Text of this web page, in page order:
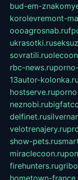
bud-em-
korolevremont-
oooagrosnab.ru
ukrasotki.ru
sovratili.ru
rbc-news.ru
13autor-kolonka.ru
hostserve.ru
neznobi.ru
delfinet.ru
velotrenajery.ru
show-pets.ru
miraclecoon.ru
firehunters.ru
hometown-